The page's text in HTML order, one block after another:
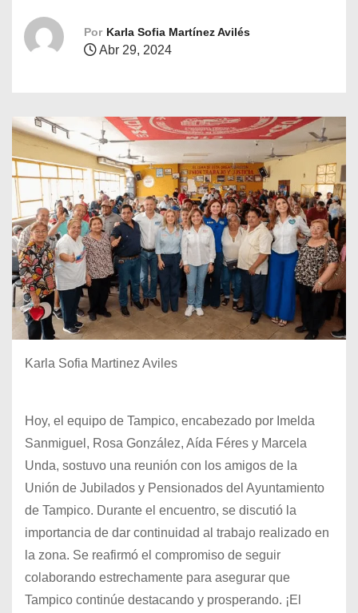
Por Karla Sofia Martínez Avilés
Abr 29, 2024
Karla Sofia Martinez Aviles
Hoy, el equipo de Tampico, encabezado por Imelda
Sanmiguel, Rosa González, Aída Féres y Marcela
Unda, sostuvo una reunión con los amigos de la
Unión de Jubilados y Pensionados del Ayuntamiento
de Tampico. Durante el encuentro, se discutió la
importancia de dar continuidad al trabajo realizado en
la zona. Se reafirmó el compromiso de seguir
colaborando estrechamente para asegurar que
Tampico continúe destacando y prosperando. ¡El